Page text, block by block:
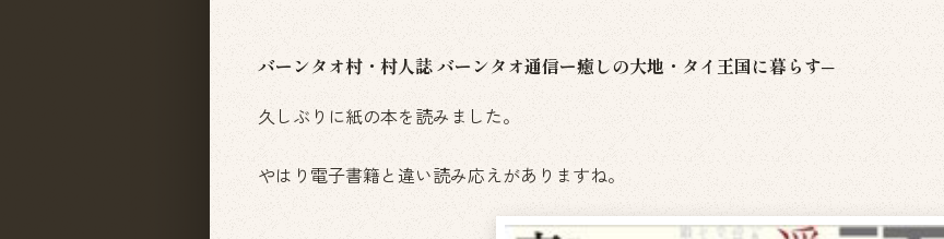
バーンタオ村・村人誌 バーンタオ通信ー癒しの大地・タイ王国に暮らす─
久しぶりに紙の本を読みました。
やはり電子書籍と違い読み応えがありますね。